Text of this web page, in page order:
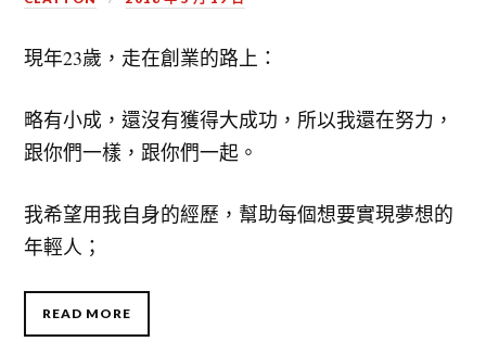
現年23歲，走在創業的路上：
略有小成，還沒有獲得大成功，所以我還在努力，
跟你們一樣，跟你們一起。
我希望用我自身的經歷，幫助每個想要實現夢想的
年輕人；
READ MORE